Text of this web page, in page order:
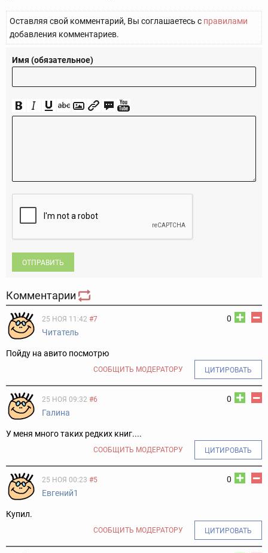
Оставляя свой комментарий, Вы соглашаетесь с правилами
добавления комментариев.
Имя (обязательное)
ОТПРАВИТЬ
Комментарии
0
25 НОЯ 11:42 #7
Читатель
Пойду на авито посмотрю
СООБЩИТЬ МОДЕРАТОРУ ЦИТИРОВАТЬ
0
25 НОЯ 09:32 #6
Галина
У меня много таких редких книг....
СООБЩИТЬ МОДЕРАТОРУ ЦИТИРОВАТЬ
0
25 НОЯ 00:23 #5
Евгений1
Купил.
СООБЩИТЬ МОДЕРАТОРУ ЦИТИРОВАТЬ